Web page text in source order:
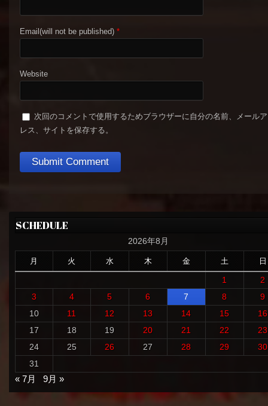
Email(will not be published) *
Website
次回のコメントで使用するためブラウザーに自分の名前、メール
レス、サイトを保存する。
SCHEDULE
2026年8月
月 火 水 木 金 土 日
1
2
3
4 5 6 7 8
9
10
11 12 13 14 15
16
17
18 19 20 21 22
23
24
25 26 27 28 29
30
31
« 7月
9月 »